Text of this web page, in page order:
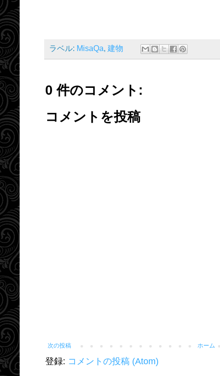
ラベル: MisaQa, 建物
0 件のコメント:
コメントを投稿
次の投稿 ホーム
登録: コメントの投稿 (Atom)